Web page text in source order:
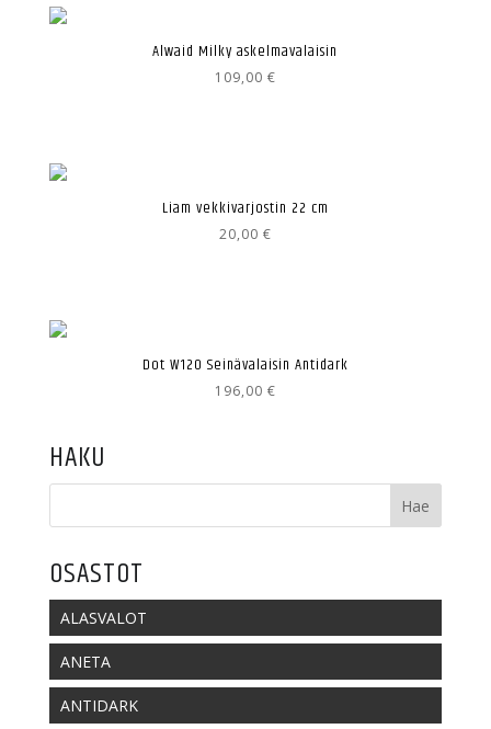
Alwaid Milky askelmavalaisin
109,00 €
Liam vekkivarjostin 22 cm
20,00 €
Dot W120 Seinävalaisin Antidark
196,00 €
HAKU
OSASTOT
ALASVALOT
ANETA
ANTIDARK